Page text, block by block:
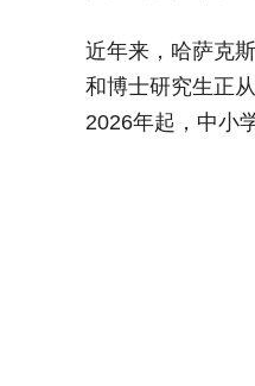
近年来，哈萨克
和博士研究生正
2026年起，中小